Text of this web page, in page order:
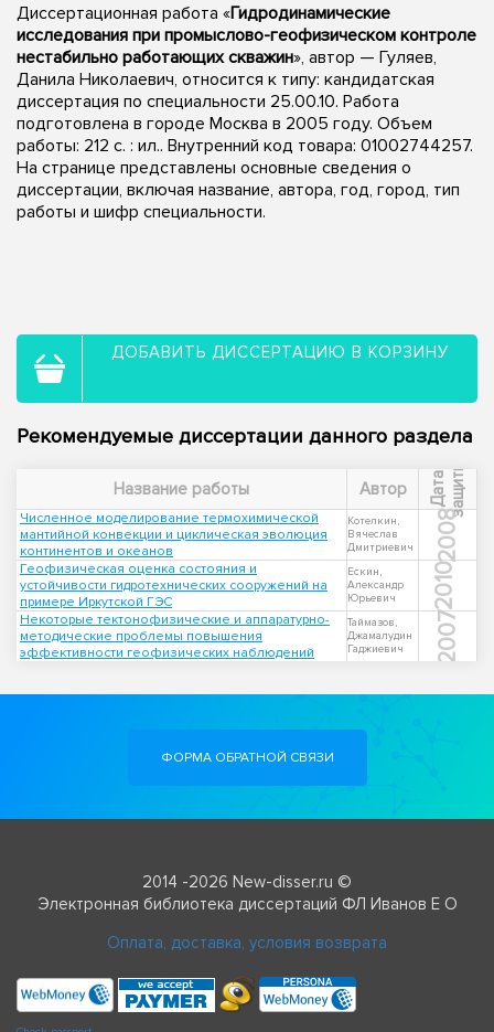
Диссертационная работа «Гидродинамические
исследования при промыслово-геофизическом контроле
нестабильно работающих скважин», автор — Гуляев,
Данила Николаевич, относится к типу: кандидатская
диссертация по специальности 25.00.10. Работа
подготовлена в городе Москва в 2005 году. Объем
работы: 212 с. : ил.. Внутренний код товара: 01002744257.
На странице представлены основные сведения о
диссертации, включая название, автора, год, город, тип
работы и шифр специальности.
ДОБАВИТЬ ДИССЕРТАЦИЮ В КОРЗИНУ
Рекомендуемые диссертации данного раздела
Название работы Автор Д
а
т
а
з
а
щ
и
т ы
Численное моделирование термохимической
мантийной конвекции и циклическая эволюция
континентов и океанов
Котелкин,
Вячеслав
Дмитриевич
2008
Геофизическая оценка состояния и
устойчивости гидротехнических сооружений на
примере Иркутской ГЭС
Ескин,
Александр
Юрьевич
2010
Некоторые тектонофизические и аппаратурно-
методические проблемы повышения
эффективности геофизических наблюдений
Таймазов,
Джамалудин
Гаджиевич
2007
ФОРМА ОБРАТНОЙ СВЯЗИ
2014 -2026 New-disser.ru ©
Электронная библиотека диссертаций ФЛ Иванов Е О
Оплата, доставка, условия возврата